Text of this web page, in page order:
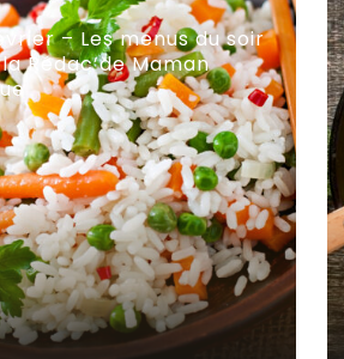
– Les menus du soir
Rédac’de Maman